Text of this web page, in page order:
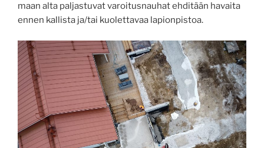
maan alta paljastuvat varoitusnauhat ehditään havaita
ennen kallista ja/tai kuolettavaa lapionpistoa.